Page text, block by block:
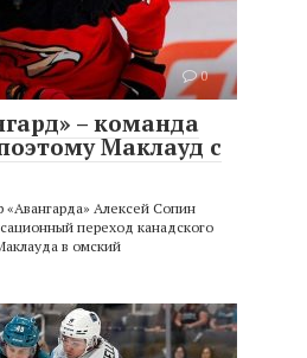
0
– команда
Маклауд с
Алексей Сопин
переход канадского
в омский